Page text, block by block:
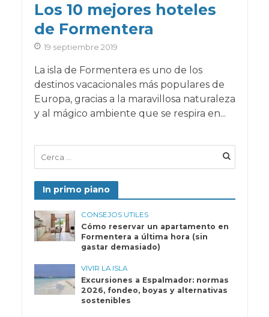
Los 10 mejores hoteles
de Formentera
19 septiembre 2019
La isla de Formentera es uno de los
destinos vacacionales más populares de
Europa, gracias a la maravillosa naturaleza
y al mágico ambiente que se respira en...
In primo piano
CONSEJOS UTILES
Cómo reservar un apartamento en
Formentera a última hora (sin
gastar demasiado)
VIVIR LA ISLA
Excursiones a Espalmador: normas
2026, fondeo, boyas y alternativas
sostenibles